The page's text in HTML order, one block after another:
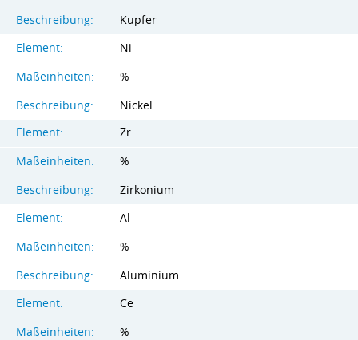
Beschreibung:
Kupfer
Element:
Ni
Maßeinheiten:
%
Beschreibung:
Nickel
Element:
Zr
Maßeinheiten:
%
Beschreibung:
Zirkonium
Element:
Al
Maßeinheiten:
%
Beschreibung:
Aluminium
Element:
Ce
Maßeinheiten:
%